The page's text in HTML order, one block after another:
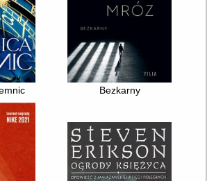
Bezkarny